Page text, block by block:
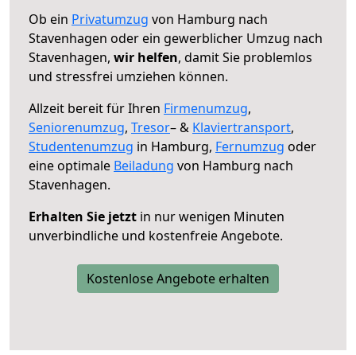
Ob ein Privatumzug von Hamburg nach
Stavenhagen oder ein gewerblicher Umzug nach
Stavenhagen, wir helfen, damit Sie problemlos
und stressfrei umziehen können.
Allzeit bereit für Ihren Firmenumzug,
Seniorenumzug, Tresor– & Klaviertransport,
Studentenumzug in Hamburg, Fernumzug oder
eine optimale Beiladung von Hamburg nach
Stavenhagen.
Erhalten Sie jetzt in nur wenigen Minuten
unverbindliche und kostenfreie Angebote.
Kostenlose Angebote erhalten